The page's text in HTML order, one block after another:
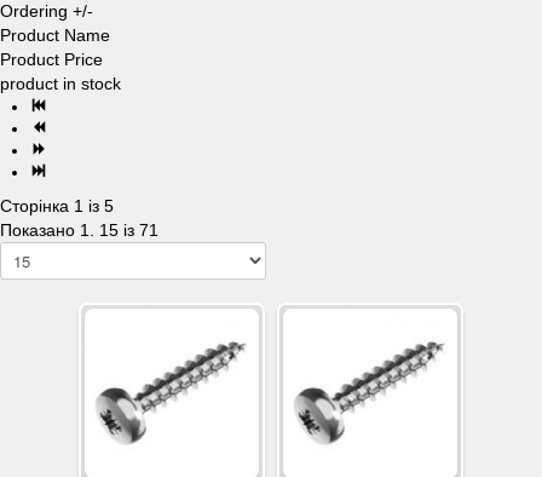
Ordering +/-
Product Name
Product Price
product in stock
Сторінка 1 із 5
Показано 1. 15 із 71